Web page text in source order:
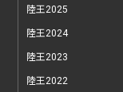
陸王2025
陸王2024
陸王2023
陸王2022